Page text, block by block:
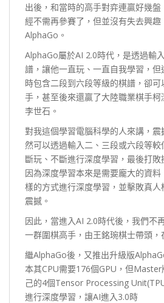
出後，和當時的高手對弈連贏好幾
經不需再參賽了，但並沒有失去興趣
AlphaGo。
AlphaGo屬於AI 2.0時代，是透過輸
譜，讓他一直玩、一直自我學習，
時包含二段到六段等級的棋譜，卻
手，甚至後來還贏了大陸職業棋手
李世石。
對我這個學習電腦科學的人來講，
然可以透過輸入二、三段或六段等
斷玩、不斷進行深度學習，最後打敗
因為深度學習本來是需要龐大的資
樣的方式進行深度學習，並擊敗真
震撼。
因此，當進入AI 2.0時代後，我們不
一群圍棋高手，由王銘琬棋士帶頭，
繼AlphaGo後，又推出升級版
本其CPU需要176個GPU，但
己的4個Tensor Processing
進行深度學習，讓AI進入3.0時